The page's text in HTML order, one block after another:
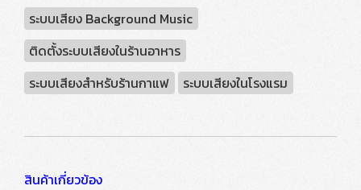
ระบบเสียง Background Music
ติดตั้งระบบเสียงในร้านอาหาร
ระบบเสียงสำหรับร้านกาแฟ
ระบบเสียงในโรงแรม
สินค้าเกี่ยวข้อง